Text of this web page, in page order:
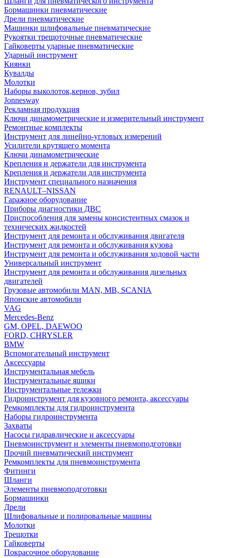
Бормашинки пневматические
Дрели пневматические
Машинки шлифовальные пневматические
Рукоятки трещоточные пневматические
Гайковерты ударные пневматические
Ударный инструмент
Киянки
Кувалды
Молотки
Наборы выколоток,кернов, зубил
Jonnesway
Рекламная продукция
Ключи динамометрические и измерительный инструмент
Ремонтные комплекты
Инструмент для линейно-угловых измерений
Усилители крутящего момента
Ключи динамометрические
Крепления и держатели для инструмента
Крепления и держатели для инструмента
Инструмент специального назначения
RENAULT–NISSAN
Гаражное оборудование
Приборы диагностики ДВС
Приспособления для замены консистентных смазок и
технических жидкостей
Инструмент для ремонта и обслуживания двигателя
Инструмент для ремонта и обслуживания кузова
Инструмент для ремонта и обслуживания ходовой части
Универсальный инструмент
Инструмент для ремонта и обслуживания дизельных
двигателей
Грузовые автомобили MAN, MB, SCANIA
Японские автомобили
VAG
Mercedes-Benz
GM, OPEL, DAEWOO
FORD, CHRYSLER
BMW
Вспомогательный инструмент
Аксессуары
Инструментальная мебель
Инструментальные ящики
Инструментальные тележки
Гидроинструмент для кузовного ремонта, аксессуары
Ремкомплекты для гидроинструмента
Наборы гидроинструмента
Захваты
Насосы гидравлические и аксессуары
Пневмоинструмент и элементы пневмоподготовки
Прочий пневматический инструмент
Ремкомплекты для пневмоинструмента
Фитинги
Шланги
Элементы пневмоподготовки
Бормашинки
Дрели
Шлифовальные и полировальные машины
Молотки
Трещотки
Гайковерты
Покрасочное оборудование